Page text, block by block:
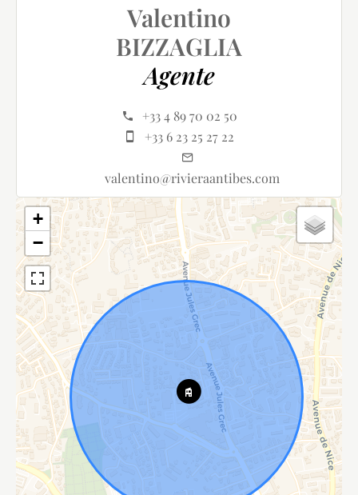
Valentino
BIZZAGLIA
Agente
+33 4 89 70 02 50
+33 6 23 25 27 22
valentino@rivieraantibes.com
+
−